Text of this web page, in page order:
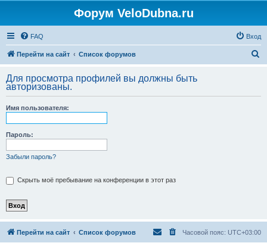
Форум VeloDubna.ru
FAQ Вход
Перейти на сайт Список форумов
с
Для просмотра профилей вы должны быть
авторизованы.
Имя пользователя:
Пароль:
Забыли пароль?
Скрыть моё пребывание на конференции в этот раз
Перейти на сайт Список форумов Часовой пояс: UTC+03:00